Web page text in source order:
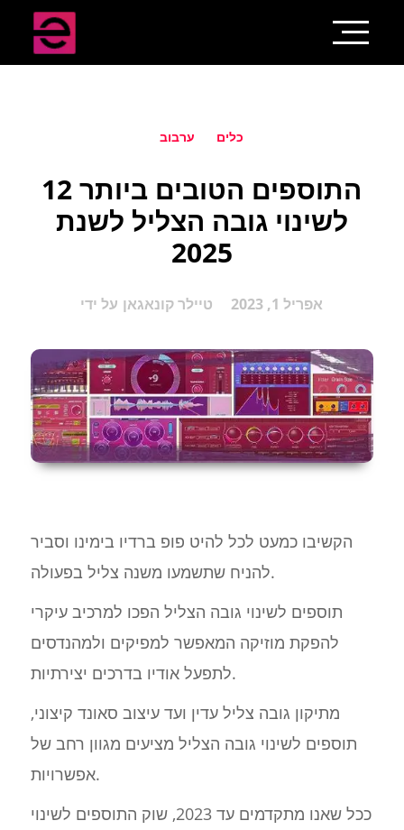
ערבוב כלים
12 התוספים הטובים ביותר
לשינוי גובה הצליל לשנת
2025
על ידי טיילר קונאגאן אפריל 1, 2023
הקשיבו כמעט לכל להיט פופ ברדיו בימינו וסביר
להניח שתשמעו משנה צליל בפעולה.
תוספים לשינוי גובה הצליל הפכו למרכיב עיקרי
להפקת מוזיקה המאפשר למפיקים ולמהנדסים
לתפעל אודיו בדרכים יצירתיות.
מתיקון גובה צליל עדין ועד עיצוב סאונד קיצוני,
תוספים לשינוי גובה הצליל מציעים מגוון רחב של
אפשרויות.
ככל שאנו מתקדמים עד 2023, שוק התוספים לשינוי